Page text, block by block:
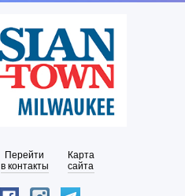
Перейти
в контакты
Карта
сайта